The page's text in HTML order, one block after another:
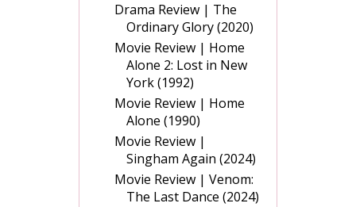
Drama Review | The
Ordinary Glory (2020)
Movie Review | Home
Alone 2: Lost in New
York (1992)
Movie Review | Home
Alone (1990)
Movie Review |
Singham Again (2024)
Movie Review | Venom:
The Last Dance (2024)